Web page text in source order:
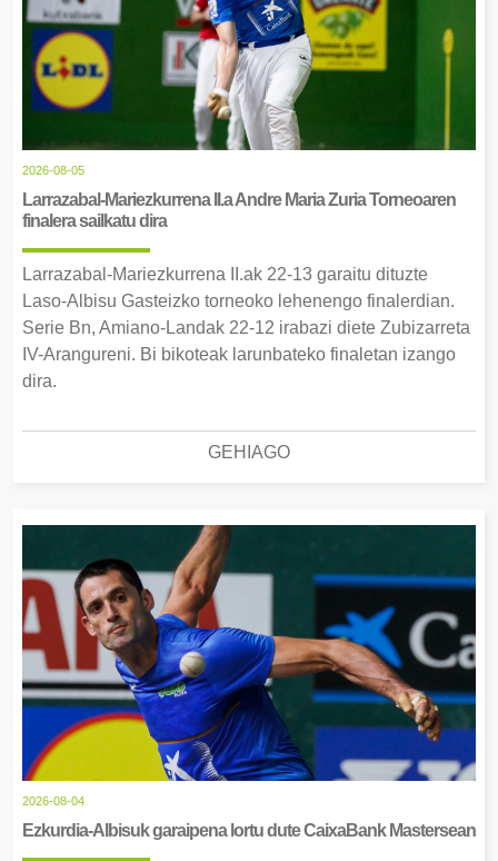
2026-08-05
Larrazabal-Mariezkurrena II.a Andre Maria Zuria Torneoaren
finalera sailkatu dira
Larrazabal-Mariezkurrena II.ak 22-13 garaitu dituzte
Laso-Albisu Gasteizko torneoko lehenengo finalerdian.
Serie Bn, Amiano-Landak 22-12 irabazi diete Zubizarreta
IV-Arangureni. Bi bikoteak larunbateko finaletan izango
dira.
GEHIAGO
2026-08-04
Ezkurdia-Albisuk garaipena lortu dute CaixaBank Mastersean